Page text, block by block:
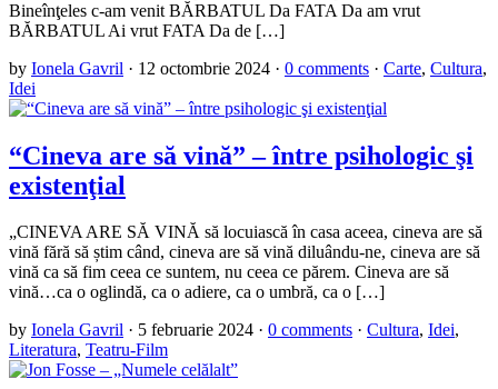
Bineînţeles c-am venit BĂRBATUL Da FATA Da am vrut
BĂRBATUL Ai vrut FATA Da de […]
by Ionela Gavril · 12 octombrie 2024 · 0 comments · Carte, Cultura,
Idei
“Cineva are să vină” – între psihologic şi
existenţial
„CINEVA ARE SĂ VINĂ să locuiască în casa aceea, cineva are să
vină fără să știm când, cineva are să vină diluându-ne, cineva are să
vină ca să fim ceea ce suntem, nu ceea ce părem. Cineva are să
vină…ca o oglindă, ca o adiere, ca o umbră, ca o […]
by Ionela Gavril · 5 februarie 2024 · 0 comments · Cultura, Idei,
Literatura, Teatru-Film